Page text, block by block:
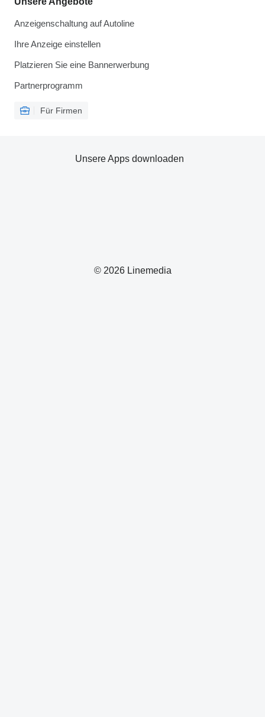
Anzeigenschaltung auf Autoline
Ihre Anzeige einstellen
Platzieren Sie eine Bannerwerbung
Partnerprogramm
Für Firmen
© 2026 Linemedia
Unsere Apps downloaden